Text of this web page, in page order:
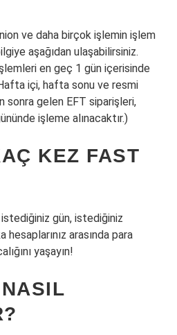
ve daha birçok işlemin işlem
aşağıdan ulaşabilirsiniz.
en geç 1 gün içerisinde
içi, hafta sonu ve resmi
sonra gelen EFT siparişleri,
işleme alınacaktır.)
KEZ FAST
gün, istediğiniz
arasında para
yaşayın!